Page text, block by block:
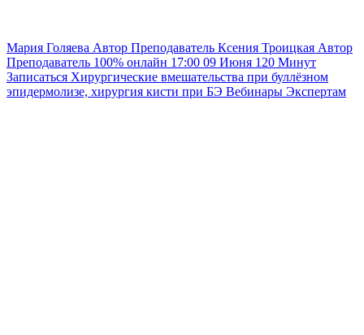
Мария Голяева Автор Преподаватель Ксения Троицкая Автор
Преподаватель 100% онлайн 17:00 09 Июня 120 Минут
Записаться Хирургические вмешательства при буллёзном
эпидермолизе, хирургия кисти при БЭ Вебинары Экспертам